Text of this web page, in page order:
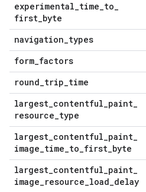
experimental_time_to_
first_byte
navigation_types
form_factors
round_trip_time
largest_contentful_paint_
resource_type
largest_contentful_paint_
image_time_to_first_byte
largest_contentful_paint_
image_resource_load_delay